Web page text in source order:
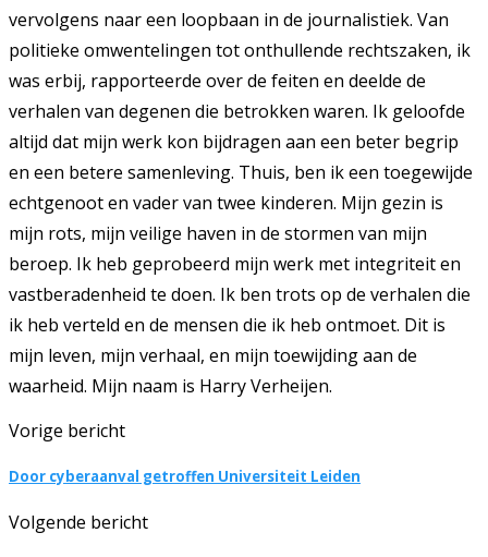
vervolgens naar een loopbaan in de journalistiek. Van
politieke omwentelingen tot onthullende rechtszaken, ik
was erbij, rapporteerde over de feiten en deelde de
verhalen van degenen die betrokken waren. Ik geloofde
altijd dat mijn werk kon bijdragen aan een beter begrip
en een betere samenleving. Thuis, ben ik een toegewijde
echtgenoot en vader van twee kinderen. Mijn gezin is
mijn rots, mijn veilige haven in de stormen van mijn
beroep. Ik heb geprobeerd mijn werk met integriteit en
vastberadenheid te doen. Ik ben trots op de verhalen die
ik heb verteld en de mensen die ik heb ontmoet. Dit is
mijn leven, mijn verhaal, en mijn toewijding aan de
waarheid. Mijn naam is Harry Verheijen.
Vorige bericht
Door cyberaanval getroffen Universiteit Leiden
Volgende bericht